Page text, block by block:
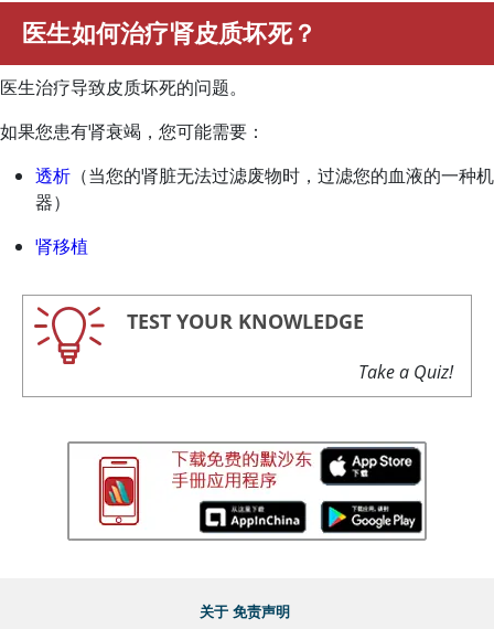
医生如何治疗肾皮质坏死？
医生治疗导致皮质坏死的问题。
如果您患有肾衰竭，您可能需要：
透析 （当您的肾脏无法过滤废物时，过滤您的血液的一种机
器）
肾移植
TEST YOUR KNOWLEDGE
Take a Quiz!
关于 免责声明